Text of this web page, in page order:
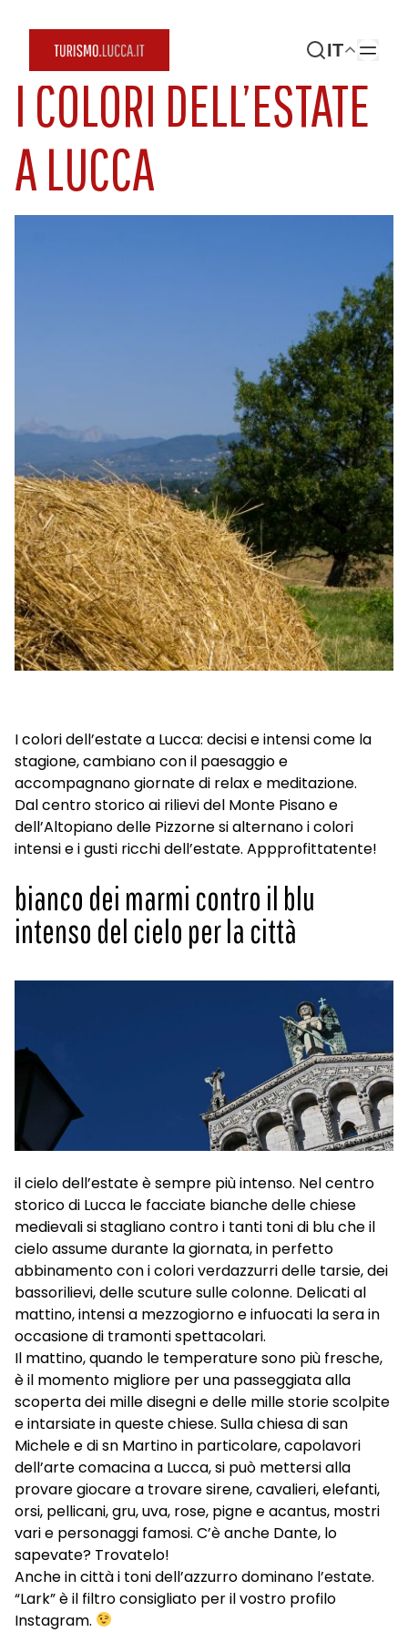
IT
I COLORI DELL’ESTATE
A LUCCA
I colori dell’estate a Lucca: decisi e intensi come la
stagione, cambiano con il paesaggio e
accompagnano giornate di relax e meditazione.
Dal centro storico ai rilievi del Monte Pisano e
dell’Altopiano delle Pizzorne si alternano i colori
intensi e i gusti ricchi dell’estate. Appprofittatente!
bianco dei marmi contro il blu
intenso del cielo per la città
il cielo dell’estate è sempre più intenso. Nel centro
storico di Lucca le facciate bianche delle chiese
medievali si stagliano contro i tanti toni di blu che il
cielo assume durante la giornata, in perfetto
abbinamento con i colori verdazzurri delle tarsie, dei
bassorilievi, delle scuture sulle colonne. Delicati al
mattino, intensi a mezzogiorno e infuocati la sera in
occasione di tramonti spettacolari.
Il mattino, quando le temperature sono più fresche,
è il momento migliore per una passeggiata alla
scoperta dei mille disegni e delle mille storie scolpite
e intarsiate in queste chiese. Sulla chiesa di san
Michele e di sn Martino in particolare, capolavori
dell’arte comacina a Lucca, si può mettersi alla
provare giocare a trovare sirene, cavalieri, elefanti,
orsi, pellicani, gru, uva, rose, pigne e acantus, mostri
vari e personaggi famosi. C’è anche Dante, lo
sapevate? Trovatelo!
Anche in città i toni dell’azzurro dominano l’estate.
“Lark” è il filtro consigliato per il vostro profilo
Instagram.